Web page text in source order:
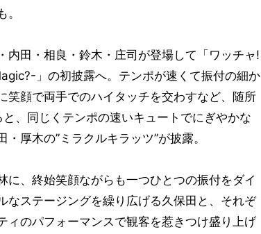
内田・相良・鈴木・庄司が登場して「ワッチャ!
」の初披露へ。テンポが速くて振付の細か
笑顔で両手でのハイタッチを交わすなど、随所
、同じくテンポの速いキュートでにぎやかな
厚木の”ミラクルキラッツ”が披露。
、終始笑顔ながらも一つひとつの振付をダイ
なステージングを繰り広げる久保田と、それぞ
ィのパフォーマンスで観客を惹きつけ盛り上げ